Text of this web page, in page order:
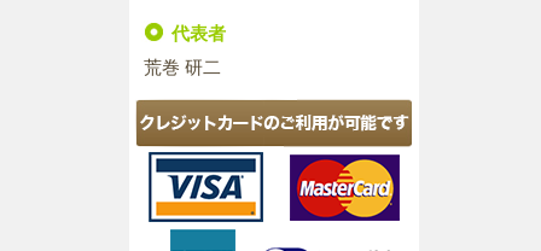
代表者
荒巻 研二